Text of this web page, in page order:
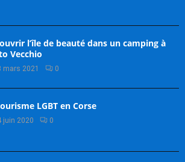
l’île de beauté dans un camping à
Vecchio
mars 2021 0
LGBT en Corse
juin 2020 0